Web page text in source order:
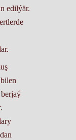
edilýär.